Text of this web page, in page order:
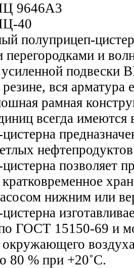
9646А3
40
полуприцеп-
перегородками и
подвески
вся
рамная
всегда имеются
позволяет
нижним или
ГОСТ 15150-69 и
окружающего
80 % при +20˚С.